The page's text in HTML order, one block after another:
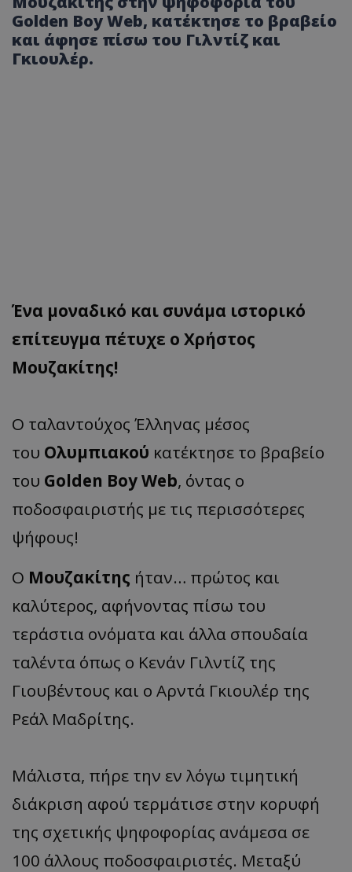
Golden Boy Web, κατέκτησε το βραβείο
και άφησε πίσω του Γιλντίζ και
Γκιουλέρ.
Ένα μοναδικό και συνάμα ιστορικό
επίτευγμα πέτυχε ο Χρήστος
Μουζακίτης!
Ο ταλαντούχος Έλληνας μέσος
του Ολυμπιακού κατέκτησε το βραβείο
του Golden Boy Web, όντας ο
ποδοσφαιριστής με τις περισσότερες
ψήφους!
Ο Μουζακίτης ήταν… πρώτος και
καλύτερος, αφήνοντας πίσω του
τεράστια ονόματα και άλλα σπουδαία
ταλέντα όπως ο Κενάν Γιλντίζ της
Γιουβέντους και ο Αρντά Γκιουλέρ της
Ρεάλ Μαδρίτης.
Μάλιστα, πήρε την εν λόγω τιμητική
διάκριση αφού τερμάτισε στην κορυφή
της σχετικής ψηφοφορίας ανάμεσα σε
100 άλλους ποδοσφαιριστές. Μεταξύ